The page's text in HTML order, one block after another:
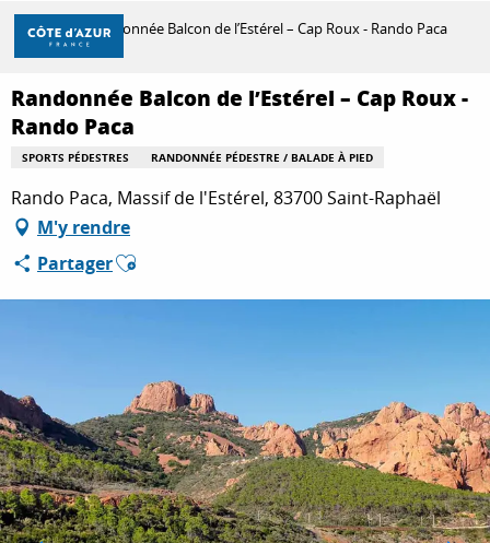
Aller
contenu
principal
DÉCOUVRIR
À FAIRE
SÉJOURNER
Accueil Randonnée Balcon de l’Estérel – Cap Roux - Rando Paca
Randonnée Balcon de l’Estérel – Cap Roux -
Rando Paca
SPORTS PÉDESTRES RANDONNÉE PÉDESTRE / BALADE À PIED
Rando Paca, Massif de l'Estérel, 83700 Saint-Raphaël
M'y rendre
PartagerAjouter aux favoris